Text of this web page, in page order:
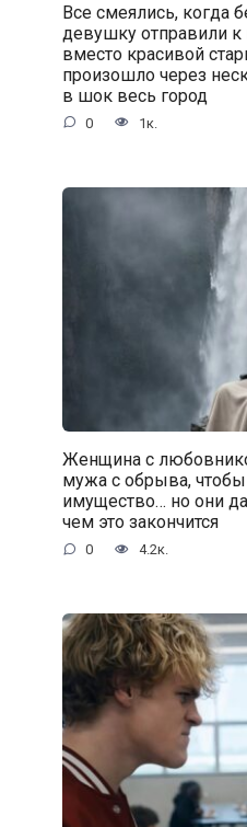
Все смеялись, когда
девушку отправили
вместо красивой
произошло через
в шок весь город
0 1к.
Женщина с
мужа с обрыва, чтобы
имущество… но они
чем это закончится
0 4.2к.